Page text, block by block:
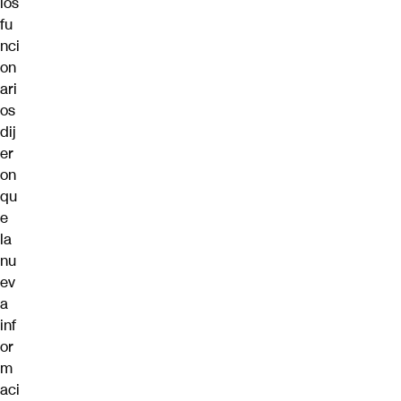
fu
nci
on
ari
os
dij
er
on
qu
e
la
nu
ev
a
inf
or
m
aci